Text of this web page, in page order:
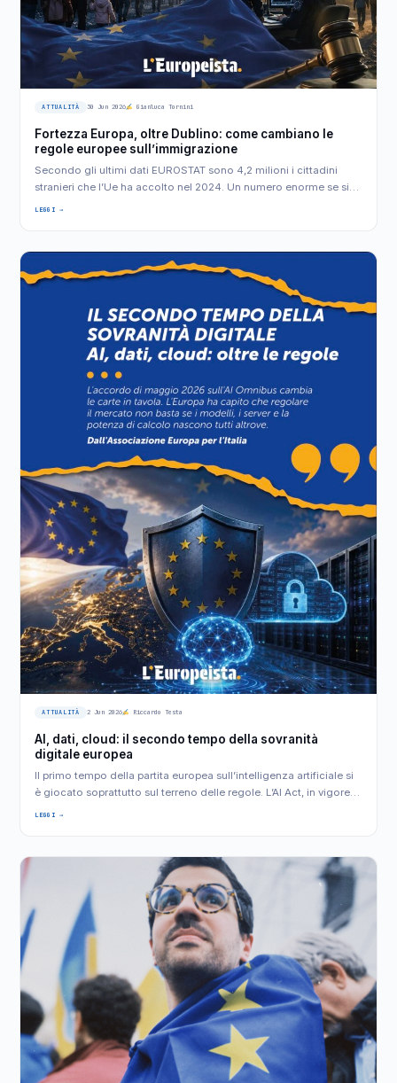
ATTUALITÀ 30 Jun 2026 Gianluca Tornini
Fortezza Europa, oltre Dublino: come cambiano le
regole europee sull’immigrazione
Secondo gli ultimi dati EUROSTAT sono 4,2 milioni i cittadini
stranieri che l’Ue ha accolto nel 2024. Un numero enorme se si…
LEGGI →
ATTUALITÀ 2 Jun 2026 Riccardo Testa
AI, dati, cloud: il secondo tempo della sovranità
digitale europea
Il primo tempo della partita europea sull’intelligenza artificiale si
è giocato soprattutto sul terreno delle regole. L’AI Act, in vigore…
LEGGI →